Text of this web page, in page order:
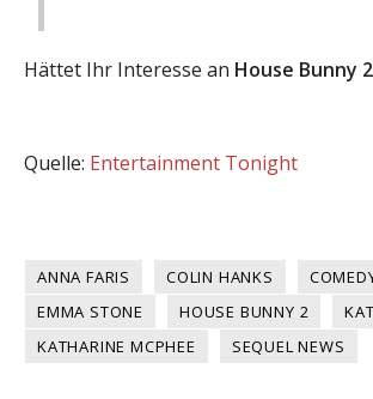
Hättet Ihr Interesse an House Bunny 2
Quelle: Entertainment Tonight
ANNA FARIS COLIN HANKS
EMMA STONE
HOUSE BUNNY 2
KATHARINE MCPHEE
SEQUEL NEWS